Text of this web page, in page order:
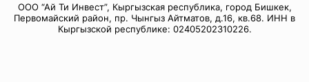
ООО “Ай Ти Инвест”, Кыргызская республика, город Бишкек,
Первомайский район, пр. Чынгыз Айтматов, д.16, кв.68. ИНН в
Кыргызской республике: 02405202310226.